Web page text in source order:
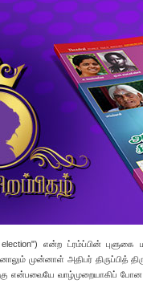
election") என்ற ட்ரம்ப்பின்
முன்னாள் அதிபர் திருப்பித்
என்பவையே வாழ்முறையாகிப் போன